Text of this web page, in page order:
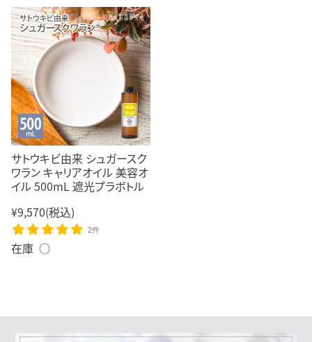
サトウキビ由来 シュガースク
ワラン キャリアオイル 美容オ
イル 500mL 遮光プラボトル
¥9,570(税込)
2件
在庫 ○